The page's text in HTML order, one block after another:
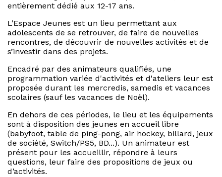
entièrement dédié aux 12-17 ans.
L’Espace Jeunes est un lieu permettant aux
adolescents de se retrouver, de faire de nouvelles
rencontres, de découvrir de nouvelles activités et de
s’investir dans des projets.
Encadré par des animateurs qualifiés, une
programmation variée d'activités et d'ateliers leur est
proposée durant les mercredis, samedis et vacances
scolaires (sauf les vacances de Noël).
En dehors de ces périodes, le lieu et les équipements
sont à disposition des jeunes en accueil libre
(babyfoot, table de ping-pong, air hockey, billard, jeux
de société, Switch/PS5, BD...). Un animateur est
présent pour les accueillir, répondre à leurs
questions, leur faire des propositions de jeux ou
d’activités.